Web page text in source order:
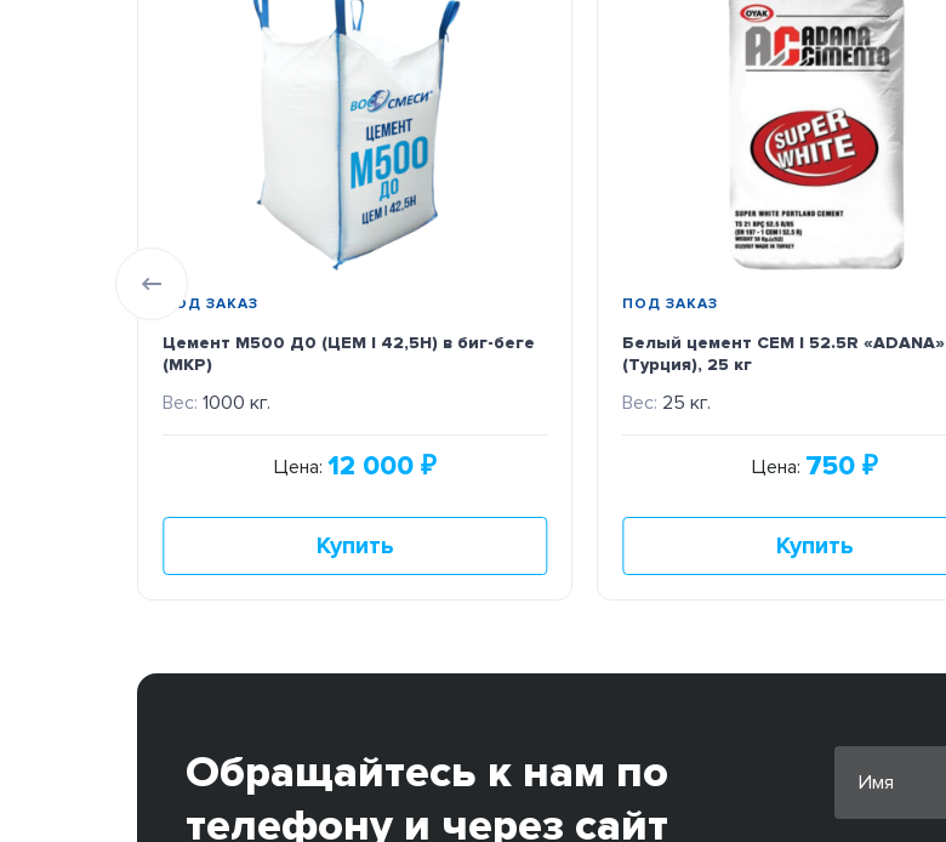
ПОД ЗАКАЗ
Цемент М500 Д0 (ЦЕМ I 42,5Н) в биг-беге
(МКР)
Вес: 1000 кг.
Цена: 12 000 ₽
Купить
ПОД ЗАКАЗ
Белый цемент CEM I 52.5R «ADANA»
(Турция), 25 кг
Вес: 25 кг.
Цена: 750 ₽
Купить
Обращайтесь к нам по
телефону и через сайт